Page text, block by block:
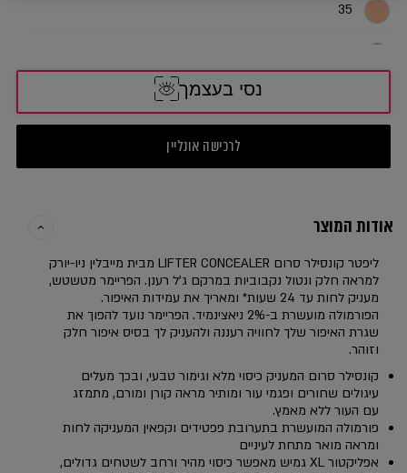
35
נסי בעצמך
לרכישה אונליין
אודות המוצר
ליפטר קונסילר סרום LIFTER CONCEALER מבית מייבלין ניו-יורק
למראה חלק ונטול נקבוביות במרקם ג’ל רענן. הפריימר מטשטש,
מעניק לחות עד 24 שעות* ומאריך את עמידות האיפור.
הפורמולה מועשרת ב-2% ניאצינמיד. הפריימר נועד להפוך את
שגרת האיפור שלך לחוויה רעננה ולהעניק לך בסיס איפור חלק
וזוהר.
קונסילר סרום המעניק כיסוי מלא וגימור טבעי, ובכך מעלים
עיגולים שחורים ופגמי עור ומותיר מראה קורן ומורם, מתמזג
עם העור ללא מאמץ.
פורמולה המועשרת בתערובת פפטידים וקפאין המעניקה לחות
ומראה מואר מתחת לעיניים
אפליקטור XL גמיש מאפשר כיסוי מהיר ורחב לשטחים גדולים,